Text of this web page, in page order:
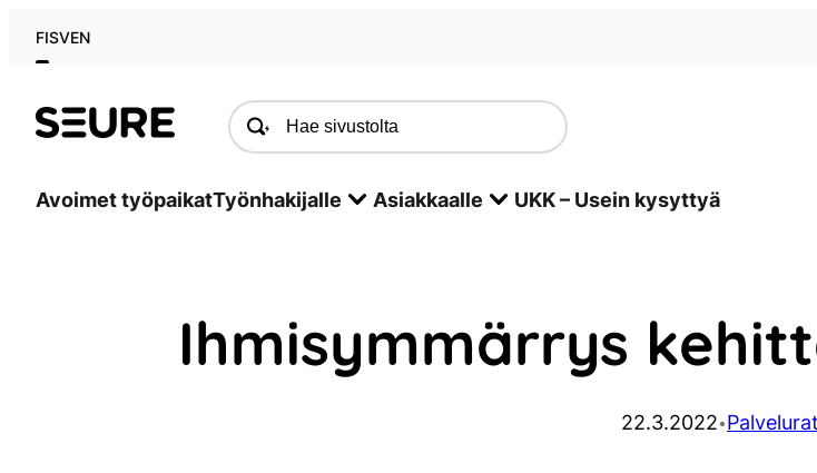
FISVEN
Seure
Avoimet työpaikatTyönhakijalle Asiakkaalle UKK – Usein kysyttyä
Ihmisymmärrys
22.3.2022•